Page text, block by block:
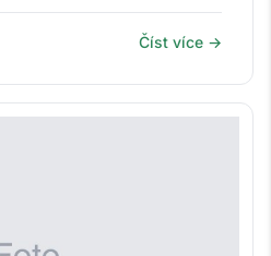
Číst více →